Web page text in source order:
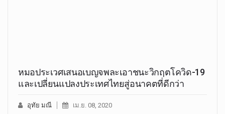
หมอประเวศเสนอเบญจพละเอาชนะวิกฤตโควิด-19
และเปลี่ยนแปลงประเทศไทยสู่อนาคตที่ดีกว่า
อุทัย มณี เม.ย. 08, 2020